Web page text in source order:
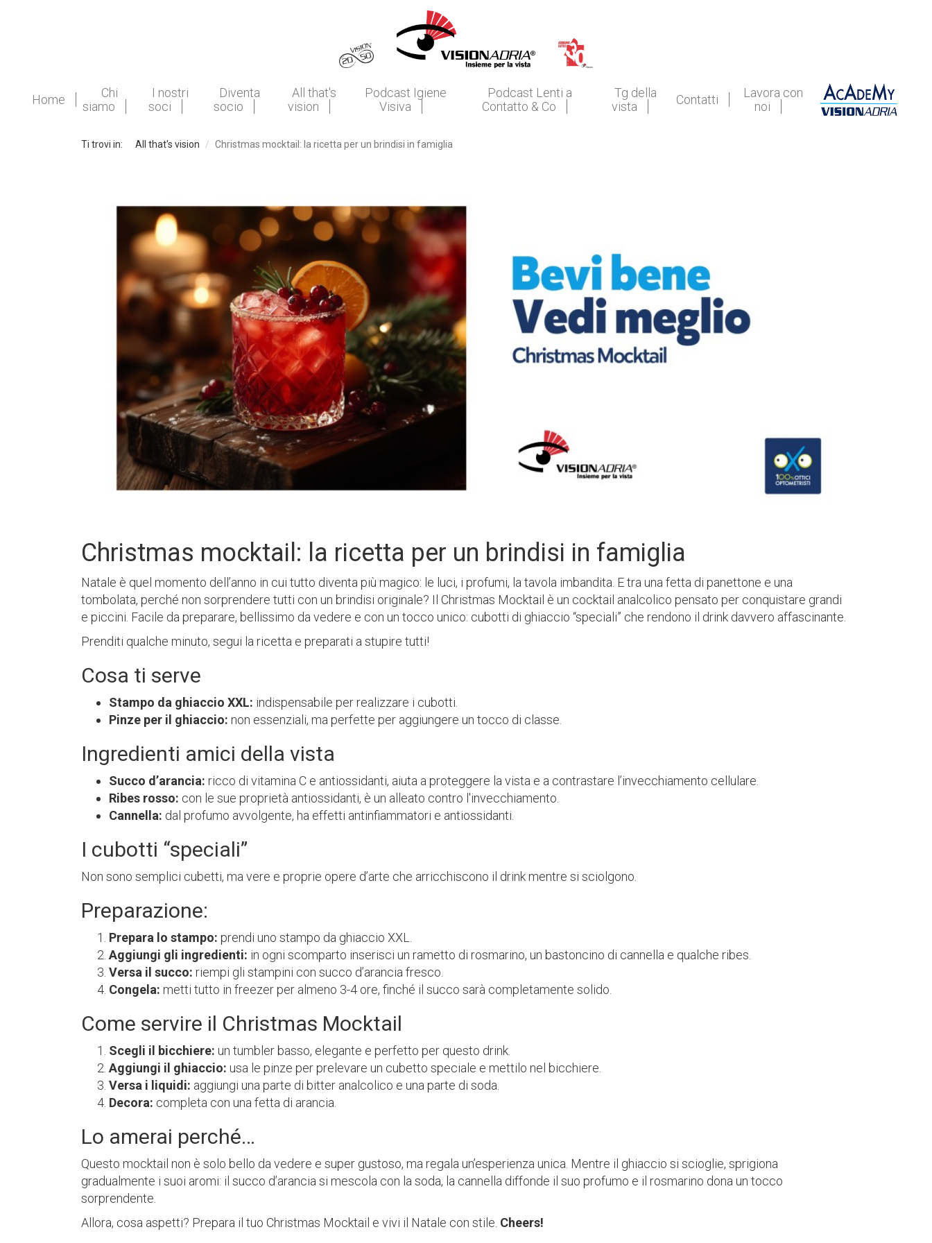
Home
Chi
siamo
I nostri
soci
Diventa
socio
All that's
vision
Podcast Igiene
Visiva
Podcast Lenti a
Contatto & Co
Tg della
vista
Contatti
Lavora con
noi
Ti trovi in: All that's vision Christmas mocktail: la ricetta per un brindisi in famiglia
Christmas mocktail: la ricetta per un brindisi in famiglia
Natale è quel momento dell’anno in cui tutto diventa più magico: le luci, i profumi, la tavola imbandita. E tra una fetta di panettone e una
tombolata, perché non sorprendere tutti con un brindisi originale? Il Christmas Mocktail è un cocktail analcolico pensato per conquistare grandi
e piccini. Facile da preparare, bellissimo da vedere e con un tocco unico: cubotti di ghiaccio “speciali” che rendono il drink davvero affascinante.
Prenditi qualche minuto, segui la ricetta e preparati a stupire tutti!
Cosa ti serve
Stampo da ghiaccio XXL: indispensabile per realizzare i cubotti.
Pinze per il ghiaccio: non essenziali, ma perfette per aggiungere un tocco di classe.
Ingredienti amici della vista
Succo d’arancia: ricco di vitamina C e antiossidanti, aiuta a proteggere la vista e a contrastare l’invecchiamento cellulare.
Ribes rosso: con le sue proprietà antiossidanti, è un alleato contro l'invecchiamento.
Cannella: dal profumo avvolgente, ha effetti antinfiammatori e antiossidanti.
I cubotti “speciali”
Non sono semplici cubetti, ma vere e proprie opere d’arte che arricchiscono il drink mentre si sciolgono.
Preparazione:
Prepara lo stampo: prendi uno stampo da ghiaccio XXL.
Aggiungi gli ingredienti: in ogni scomparto inserisci un rametto di rosmarino, un bastoncino di cannella e qualche ribes.
Versa il succo: riempi gli stampini con succo d’arancia fresco.
Congela: metti tutto in freezer per almeno 3-4 ore, finché il succo sarà completamente solido.
Come servire il Christmas Mocktail
Scegli il bicchiere: un tumbler basso, elegante e perfetto per questo drink.
Aggiungi il ghiaccio: usa le pinze per prelevare un cubetto speciale e mettilo nel bicchiere.
Versa i liquidi: aggiungi una parte di bitter analcolico e una parte di soda.
Decora: completa con una fetta di arancia.
Lo amerai perché…
Questo mocktail non è solo bello da vedere e super gustoso, ma regala un’esperienza unica. Mentre il ghiaccio si scioglie, sprigiona
gradualmente i suoi aromi: il succo d’arancia si mescola con la soda, la cannella diffonde il suo profumo e il rosmarino dona un tocco
sorprendente.
Allora, cosa aspetti? Prepara il tuo Christmas Mocktail e vivi il Natale con stile. Cheers!